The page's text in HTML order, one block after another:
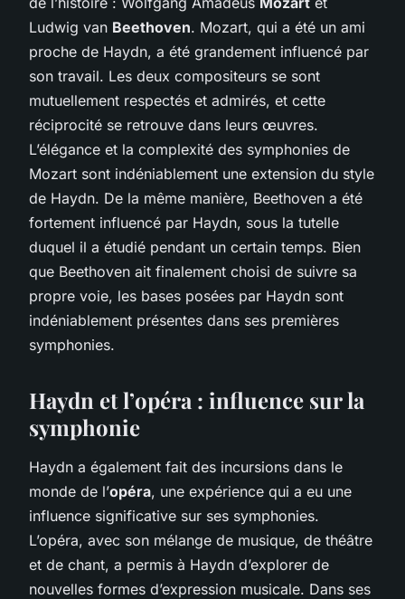
Ludwig van Beethoven. Mozart, qui a été un ami
proche de Haydn, a été grandement influencé par
son travail. Les deux compositeurs se sont
mutuellement respectés et admirés, et cette
réciprocité se retrouve dans leurs œuvres.
L’élégance et la complexité des symphonies de
Mozart sont indéniablement une extension du style
de Haydn. De la même manière, Beethoven a été
fortement influencé par Haydn, sous la tutelle
duquel il a étudié pendant un certain temps. Bien
que Beethoven ait finalement choisi de suivre sa
propre voie, les bases posées par Haydn sont
indéniablement présentes dans ses premières
symphonies.
Haydn et l’opéra : influence sur la
symphonie
Haydn a également fait des incursions dans le
monde de l’opéra, une expérience qui a eu une
influence significative sur ses symphonies.
L’opéra, avec son mélange de musique, de théâtre
et de chant, a permis à Haydn d’explorer de
nouvelles formes d’expression musicale. Dans ses